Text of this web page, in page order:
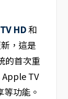
HD和
，這是
的首次重
Apple TV
功能。